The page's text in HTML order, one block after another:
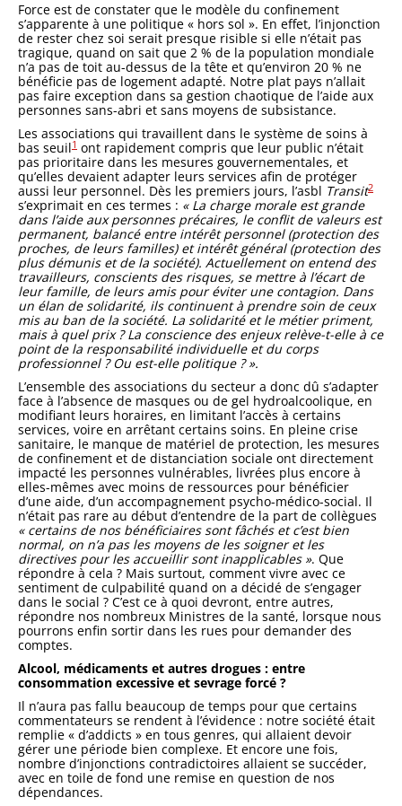
Force est de constater que le modèle du confinement
s’apparente à une politique « hors sol ». En effet, l’injonction
de rester chez soi serait presque risible si elle n’était pas
tragique, quand on sait que 2 % de la population mondiale
n’a pas de toit au-dessus de la tête et qu’environ 20 % ne
bénéficie pas de logement adapté. Notre plat pays n’allait
pas faire exception dans sa gestion chaotique de l’aide aux
personnes sans-abri et sans moyens de subsistance.
Les associations qui travaillent dans le système de soins à
bas seuil1 ont rapidement compris que leur public n’était
pas prioritaire dans les mesures gouvernementales, et
qu’elles devaient adapter leurs services afin de protéger
aussi leur personnel. Dès les premiers jours, l’asbl Transit2
s’exprimait en ces termes : « La charge morale est grande
dans l’aide aux personnes précaires, le conflit de valeurs est
permanent, balancé entre intérêt personnel (protection des
proches, de leurs familles) et intérêt général (protection des
plus démunis et de la société). Actuellement on entend des
travailleurs, conscients des risques, se mettre à l’écart de
leur famille, de leurs amis pour éviter une contagion. Dans
un élan de solidarité, ils continuent à prendre soin de ceux
mis au ban de la société. La solidarité et le métier priment,
mais à quel prix ? La conscience des enjeux relève-t-elle à ce
point de la responsabilité individuelle et du corps
professionnel ? Ou est-elle politique ? ».
L’ensemble des associations du secteur a donc dû s’adapter
face à l’absence de masques ou de gel hydroalcoolique, en
modifiant leurs horaires, en limitant l’accès à certains
services, voire en arrêtant certains soins. En pleine crise
sanitaire, le manque de matériel de protection, les mesures
de confinement et de distanciation sociale ont directement
impacté les personnes vulnérables, livrées plus encore à
elles-mêmes avec moins de ressources pour bénéficier
d’une aide, d’un accompagnement psycho-médico-social. Il
n’était pas rare au début d’entendre de la part de collègues
« certains de nos bénéficiaires sont fâchés et c’est bien
normal, on n’a pas les moyens de les soigner et les
directives pour les accueillir sont inapplicables ». Que
répondre à cela ? Mais surtout, comment vivre avec ce
sentiment de culpabilité quand on a décidé de s’engager
dans le social ? C’est ce à quoi devront, entre autres,
répondre nos nombreux Ministres de la santé, lorsque nous
pourrons enfin sortir dans les rues pour demander des
comptes.
Alcool, médicaments et autres drogues : entre
consommation excessive et sevrage forcé ?
Il n’aura pas fallu beaucoup de temps pour que certains
commentateurs se rendent à l’évidence : notre société était
remplie « d’addicts » en tous genres, qui allaient devoir
gérer une période bien complexe. Et encore une fois,
nombre d’injonctions contradictoires allaient se succéder,
avec en toile de fond une remise en question de nos
dépendances.